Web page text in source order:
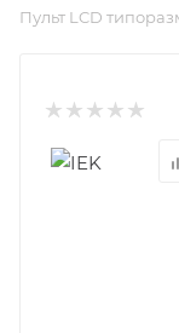
Пульт LCD